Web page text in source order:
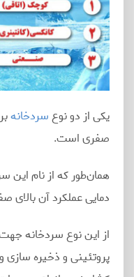
یکی از دو نوعسردخانه
صفری است.
همان‌طور که از نام
دمایی عملکرد آن بالای
از این نوع سردخانه
پروتئینی و ذخیره